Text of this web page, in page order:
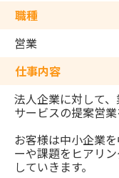
職種
営業
仕事内容
法人企業に対して
サービスの提案営業
お客様は中小企業
ーや課題をヒアリ
していきます。